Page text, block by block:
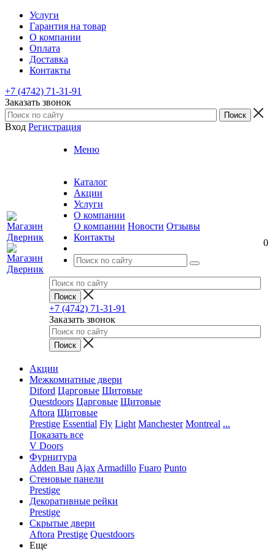
Услуги
Гарантия на товар
О компании
Оплата
Доставка
Контакты
+7 (4742) 71-31-91
Заказать звонок
Вход Регистрация
Меню
Каталог
Акции
Услуги
О компании
О компании Новости Отзывы
Контакты
+7 (4742) 71-31-91
Заказать звонок
0
Акции
Межкомнатные двери
Diford Царговые Щитовые
Questdoors Царговые Щитовые
Aftora Щитовые
Prestige Essential Fly Light Manchester Montreal ...
Показать все
V Doors
Фурнитура
Adden Bau Ajax Armadillo Fuaro Punto
Стеновые панели
Prestige
Декоративные рейки
Prestige
Скрытые двери
Aftora Prestige Questdoors
Еще